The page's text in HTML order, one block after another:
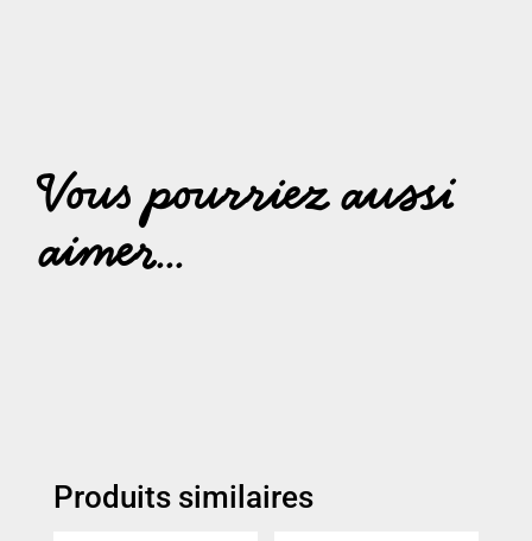
Vous pourriez aussi
aimer...
Produits similaires